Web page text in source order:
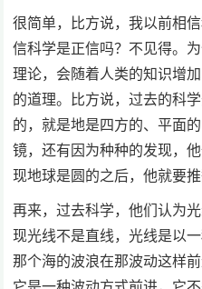
很简单，比方说，我以前相
信科学是正信吗？不见得。
理论，会随着人类的知识增
的道理。比方说，过去的科
的，就是地是四方的、平面
镜，还有因为种种的发现，
现地球是圆的之后，他就要推
再来，过去科学，他们认为
现光线不是直线，光线是以
那个海的波浪在那波动这样